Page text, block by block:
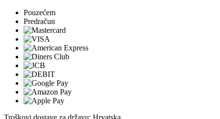
Pouzećem
Predračun
Troškovi dostave za državu: Hrvatska